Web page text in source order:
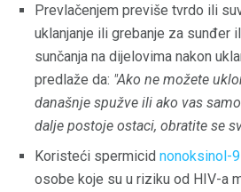
Prevlačenjem previše tvrdo ili
uklanjanje ili grebanje za sunđer
sunčanja na dijelovima nakon
predlaže da: "Ako ne možete
današnje spužve ili ako vas
dalje postoje ostaci, obratite se
Koristeći spermicid nonoksinol-9
osobe koje su u riziku od HIV-a